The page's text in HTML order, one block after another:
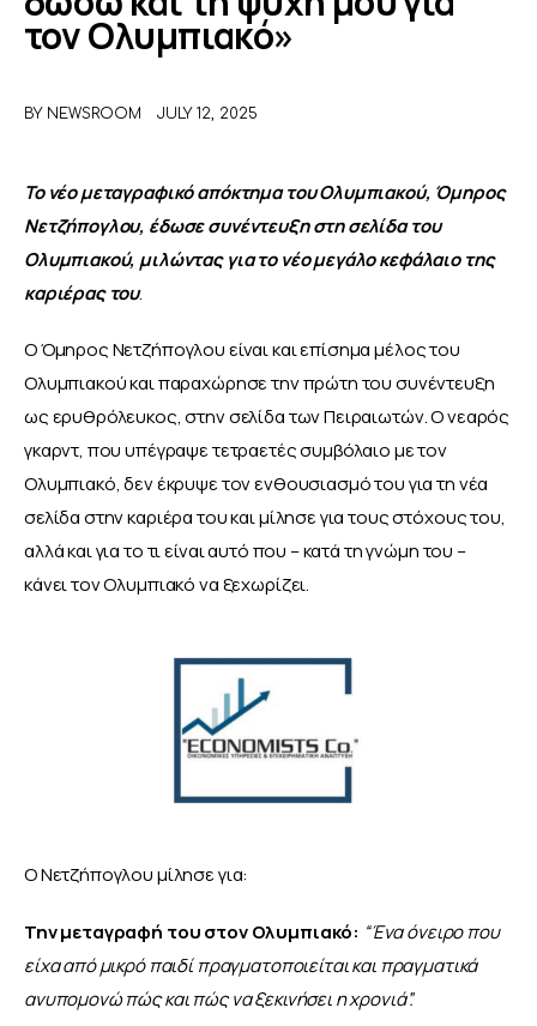
BEYOND SPORTS
ΑΦΙΕΡΩΜΑΤΑ
τον Ολυμπιακό»
BY NEWSROOM JULY 12, 2025
Το νέο μεταγραφικό απόκτημα του Ολυμπιακού, Όμηρος
Νετζήπογλου, έδωσε συνέντευξη στη σελίδα του
Ολυμπιακού, μιλώντας για το νέο μεγάλο κεφάλαιο της
καριέρας του.
Ο Όμηρος Νετζήπογλου είναι και επίσημα μέλος του
Ολυμπιακού και παραχώρησε την πρώτη του συνέντευξη
ως ερυθρόλευκος, στην σελίδα των Πειραιωτών. Ο νεαρός
γκαρντ, που υπέγραψε τετραετές συμβόλαιο με τον
Ολυμπιακό, δεν έκρυψε τον ενθουσιασμό του για τη νέα
σελίδα στην καριέρα του και μίλησε για τους στόχους του,
αλλά και για το τι είναι αυτό που – κατά τη γνώμη του –
κάνει τον Ολυμπιακό να ξεχωρίζει.
Ο Νετζήπογλου μίλησε για:
Την μεταγραφή του στον Ολυμπιακό: “Ένα όνειρο που
είχα από μικρό παιδί πραγματοποιείται και πραγματικά
ανυπομονώ πώς και πώς να ξεκινήσει η χρονιά”.